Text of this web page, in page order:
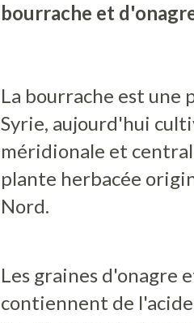
bourrache et
La bourrache est une
Syrie, aujourd'hui
méridionale et
plante herbacée
Nord.
Les graines d'onagre
contiennent de